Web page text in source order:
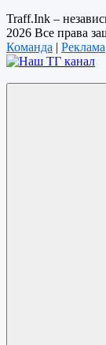
Traff.Ink –
2026 Все права
Команда
Реклама